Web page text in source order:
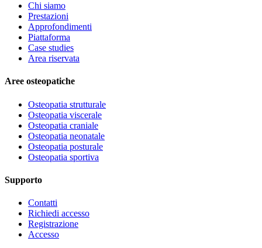
Chi siamo
Prestazioni
Approfondimenti
Piattaforma
Case studies
Area riservata
Aree osteopatiche
Osteopatia strutturale
Osteopatia viscerale
Osteopatia craniale
Osteopatia neonatale
Osteopatia posturale
Osteopatia sportiva
Supporto
Contatti
Richiedi accesso
Registrazione
Accesso